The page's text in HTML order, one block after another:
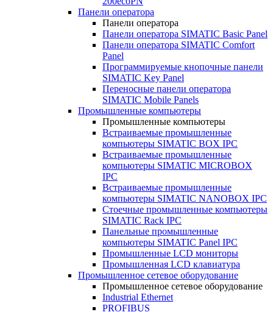
Панели оператора
Панели оператора
Панели оператора SIMATIC Basic Panel
Панели оператора SIMATIC Comfort
Panel
Программируемые кнопочные панели
SIMATIC Key Panel
Переносные панели оператора
SIMATIC Mobile Panels
Промышленные компьютеры
Промышленные компьютеры
Встраиваемые промышленные
компьютеры SIMATIC BOX IPC
Встраиваемые промышленные
компьютеры SIMATIC MICROBOX
IPC
Встраиваемые промышленные
компьютеры SIMATIC NANOBOX IPC
Стоечные промышленные компьютеры
SIMATIC Rack IPC
Панельные промышленные
компьютеры SIMATIC Panel IPC
Промышленные LCD мониторы
Промышленная LCD клавиатура
Промышленное сетевое оборудование
Промышленное сетевое оборудование
Industrial Ethernet
PROFIBUS